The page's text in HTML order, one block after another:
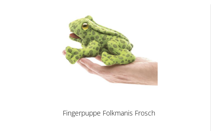
Fingerpuppe Folkmanis Frosch